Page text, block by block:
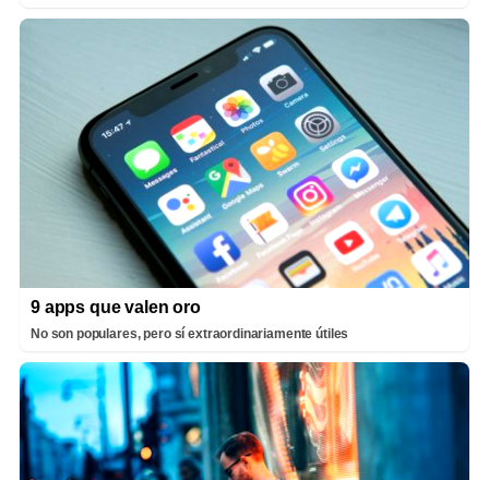
9 apps que valen oro
No son populares, pero sí extraordinariamente útiles